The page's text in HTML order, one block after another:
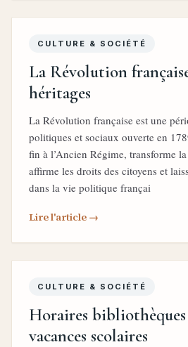
CULTURE & SOCIÉTÉ
La Révolution
héritages
La Révolution française est une
politiques et sociaux ouverte en
fin à l’Ancien Régime, transforme
affirme les droits des citoyens et
dans la vie politique françai
Lire l'article →
CULTURE & SOCIÉTÉ
Horaires
vacances scolaires